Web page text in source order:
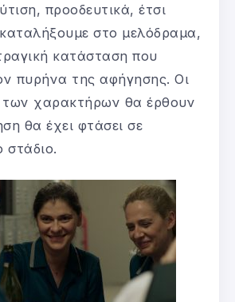
προοδευτικά, έτσι
στο μελόδραμα,
κατάσταση που
πυρήνα της αφήγησης. Οι
των χαρακτήρων θα έρθουν
θα έχει φτάσει σε